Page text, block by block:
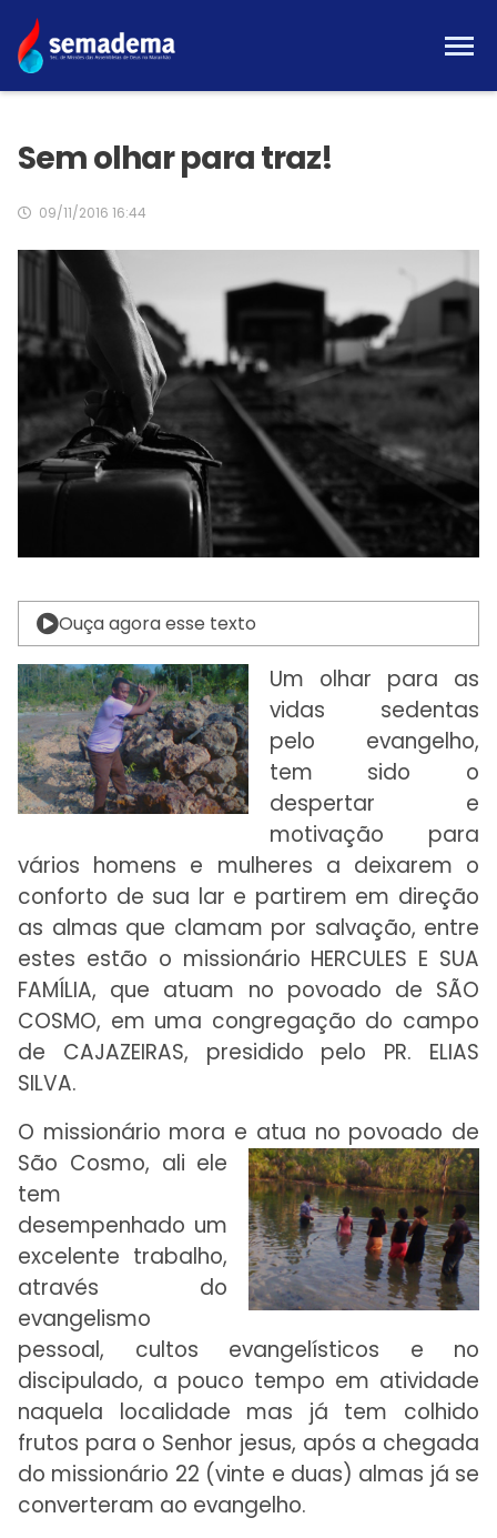
Sem olhar para traz!
09/11/2016 16:44
Ouça agora esse texto
Um olhar para as
vidas sedentas
pelo evangelho,
tem sido o
despertar e
motivação para
vários homens e mulheres a deixarem o
conforto de sua lar e partirem em direção
as almas que clamam por salvação, entre
estes estão o missionário HERCULES E SUA
FAMÍLIA, que atuam no povoado de SÃO
COSMO, em uma congregação do campo
de CAJAZEIRAS, presidido pelo PR. ELIAS
SILVA.
O missionário mora e atua no povoado de
São Cosmo, ali ele
tem
desempenhado um
excelente trabalho,
através do
evangelismo
pessoal, cultos evangelísticos e no
discipulado, a pouco tempo em atividade
naquela localidade mas já tem colhido
frutos para o Senhor jesus, após a chegada
do missionário 22 (vinte e duas) almas já se
converteram ao evangelho.